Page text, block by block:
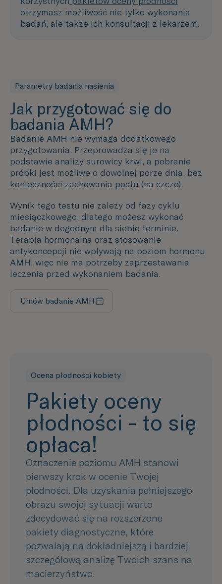
otrzymasz możliwość nie tylko wykonania
badań, ale także ich konsultacji z lekarzem.
Parametry badania nasienia
Jak przygotować się do
badania AMH?
Badanie AMH nie wymaga dodatkowego
przygotowania. Przeprowadza się je na
podstawie analizy surowicy krwi, a pobranie
próbki jest możliwe o dowolnej porze dnia, bez
konieczności zachowania postu (na czczo).
Wynik tego testu nie zależy od fazy cyklu
miesiączkowego, dlatego możesz wykonać
badanie w dogodnym dla siebie terminie.
Terapia hormonalna oraz stosowanie
antykoncepcji nie wpływają na poziom hormonu
AMH, więc nie ma potrzeby zaprzestawania
leczenia przed wykonaniem badania.
Umów badanie AMH
Ocena płodności kobiety
Pakiety oceny
płodności - to się
opłaca!
Oznaczenie poziomu AMH stanowi
pierwszy krok w ocenie Twojej
płodności. Dla uzyskania pełniejszego
obrazu swojej sytuacji warto
zdecydować się na rozszerzone
pakiety diagnostyczne, które
pozwalają na dokładniejszą i bardziej
szczegółową analizę Twoich szans na
macierzyństwo.